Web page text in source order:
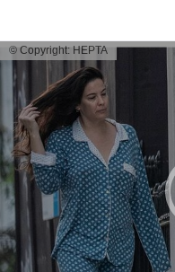
© Copyright: HEPTA